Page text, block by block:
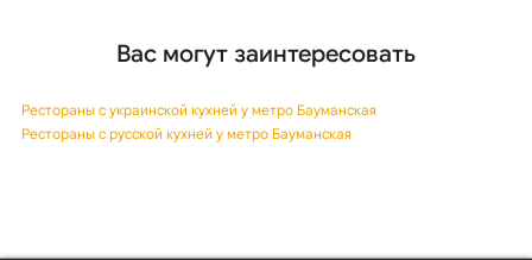
Вас могут заинтересовать
Рестораны с украинской кухней у метро Бауманская
Рестораны с русской кухней у метро Бауманская